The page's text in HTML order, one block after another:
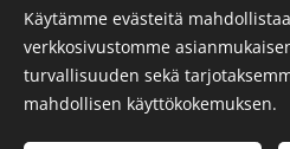
© 2023 Kaikki
LuotuWebnodella
Käytämme evästeitä
verkkosivustomme
turvallisuuden sekä
mahdollisen käyttökokemuksen.